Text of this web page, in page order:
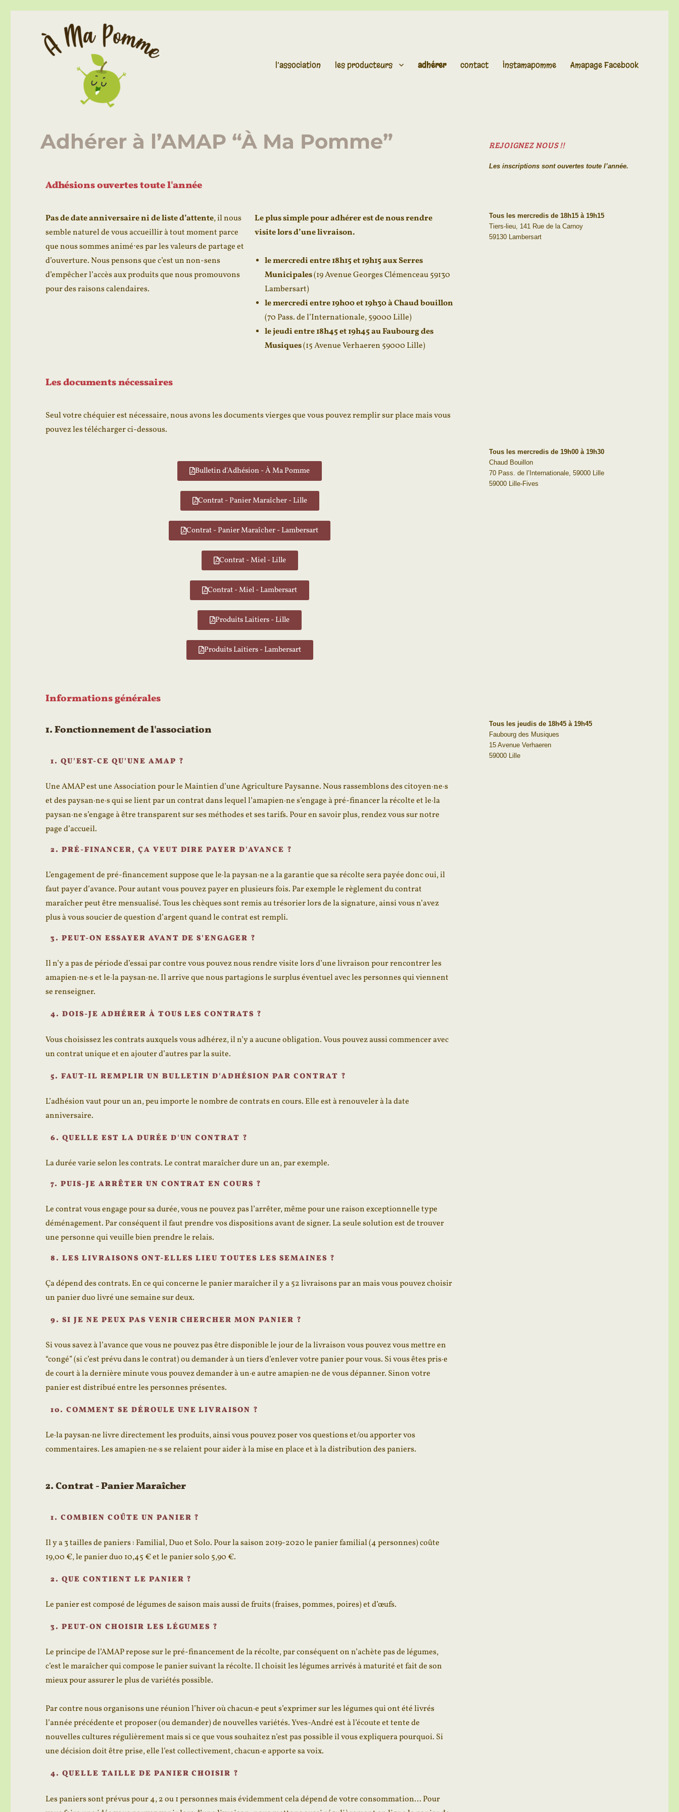
l’association les producteurs adhérer contact Instamapomme Amapage Facebook
Adhérer à l’AMAP “À Ma Pomme”
Adhésions ouvertes toute l'année
Pas de date anniversaire ni de liste d’attente,il nous
semble naturel de vous accueillir à tout moment parce
que nous sommes animé⋅es par les valeurs de partage et
d’ouverture. Nous pensons que c’est un non-sens
d’empêcher l’accès aux produits que nous promouvons
pour des raisons calendaires.
Le plus simple pour adhérer est de nous rendre
visite lors d’une livraison.
le mercredi entre 18h15 et 19h15 aux Serres
Municipales(19 Avenue Georges Clémenceau 59130
Lambersart)
le mercredi entre 19h00 et 19h30 à Chaud bouillon
(70 Pass. de l’Internationale, 59000 Lille)
le jeudi entre 18h45 et 19h45au Faubourg des
Musiques(15 Avenue Verhaeren 59000 Lille)
Les documents nécessaires
Seul votre chéquier est nécessaire, nous avons les documents vierges que vous pouvez remplir sur place mais vous
pouvez les télécharger ci-dessous.
Bulletin d'Adhésion - À Ma Pomme
Contrat - Panier Maraîcher - Lille
Contrat - Panier Maraîcher - Lambersart
Contrat - Miel - Lille
Contrat - Miel - Lambersart
Produits Laitiers - Lille
Produits Laitiers - Lambersart
Informations générales
1. Fonctionnement de l'association
1. QU'EST-CE QU'UNE AMAP ?
Une AMAP est une Association pour le Maintien d’une Agriculture Paysanne. Nous rassemblons des citoyen·ne·s
et des paysan·ne·s qui se lient par un contrat dans lequel l’amapien·ne s’engage à pré-financer la récolte et le·la
paysan·ne s’engage à être transparent sur ses méthodes et ses tarifs. Pour en savoir plus, rendez vous surnotre
page d’accueil.
2. PRÉ-FINANCER, ÇA VEUT DIRE PAYER D'AVANCE ?
L’engagement de pré-financement suppose que le·la paysan·ne a la garantie que sa récolte sera payée donc oui, il
faut payer d’avance. Pour autant vous pouvez payer en plusieurs fois. Par exemple le règlement du contrat
maraîcher peut être mensualisé. Tous les chèques sont remis au trésorier lors de la signature, ainsi vous n’avez
plus à vous soucier de question d’argent quand le contrat est rempli.
3. PEUT-ON ESSAYER AVANT DE S'ENGAGER ?
Il n’y a pas de période d’essai par contre vous pouvez nous rendre visite lors d’une livraison pour rencontrer les
amapien·ne·s et le·la paysan·ne. Il arrive que nous partagions le surplus éventuel avec les personnes qui viennent
se renseigner.
4. DOIS-JE ADHÉRER À TOUS LES CONTRATS ?
Vous choisissez les contrats auxquels vous adhérez, il n’y a aucune obligation. Vous pouvez aussi commencer avec
un contrat unique et en ajouter d’autres par la suite.
5. FAUT-IL REMPLIR UN BULLETIN D'ADHÉSION PAR CONTRAT ?
L’adhésion vaut pour un an, peu importe le nombre de contrats en cours. Elle est à renouveler à la date
anniversaire.
6. QUELLE EST LA DURÉE D'UN CONTRAT ?
La durée varie selon les contrats. Le contrat maraîcher dure un an, par exemple.
7. PUIS-JE ARRÊTER UN CONTRAT EN COURS ?
Le contrat vous engage pour sa durée, vous ne pouvez pas l’arrêter, même pour une raison exceptionnelle type
déménagement. Par conséquent il faut prendre vos dispositions avant de signer. La seule solution est de trouver
une personne qui veuille bien prendre le relais.
8. LES LIVRAISONS ONT-ELLES LIEU TOUTES LES SEMAINES ?
Ça dépend des contrats. En ce qui concerne le panier maraîcher il y a 52 livraisons par an mais vous pouvez choisir
un panier duo livré une semaine sur deux.
9. SI JE NE PEUX PAS VENIR CHERCHER MON PANIER ?
Si vous savez à l’avance que vous ne pouvez pas être disponible le jour de la livraison vous pouvez vous mettre en
“congé” (si c’est prévu dans le contrat) ou demander à un tiers d’enlever votre panier pour vous. Si vous êtes pris·e
de court à la dernière minute vous pouvez demander à un·e autre amapien·ne de vous dépanner. Sinon votre
panier est distribué entre les personnes présentes.
10. COMMENT SE DÉROULE UNE LIVRAISON ?
Le·la paysan·ne livre directement les produits, ainsi vous pouvez poser vos questions et/ou apporter vos
commentaires. Les amapien·ne·s se relaient pour aider à la mise en place et à la distribution des paniers.
2. Contrat - Panier Maraîcher
1. COMBIEN COÛTE UN PANIER ?
Il y a 3 tailles de paniers : Familial, Duo et Solo. Pour la saison 2019-2020 le panier familial (4 personnes) coûte
19,00 €, le panier duo 10,45 € et le panier solo 5,90 €.
2. QUE CONTIENT LE PANIER ?
Le panier est composé de légumes de saison mais aussi de fruits (fraises, pommes, poires) et d’œufs.
3. PEUT-ON CHOISIR LES LÉGUMES ?
Le principe de l’AMAP repose sur le pré-financement de la récolte, par conséquent on n’achète pas de légumes,
c’est le maraîcher qui compose le panier suivant la récolte. Il choisit les légumes arrivés à maturité et fait de son
mieux pour assurer le plus de variétés possible.
Par contre nous organisons une réunion l’hiver où chacun·e peut s’exprimer sur les légumes qui ont été livrés
l’année précédente et proposer (ou demander) de nouvelles variétés. Yves-André est à l’écoute et tente de
nouvelles cultures régulièrement mais si ce que vous souhaitez n’est pas possible il vous expliquera pourquoi. Si
une décision doit être prise, elle l’est collectivement, chacun·e apporte sa voix.
4. QUELLE TAILLE DE PANIER CHOISIR ?
Les paniers sont prévus pour 4, 2 ou 1 personnes mais évidemment cela dépend de votre consommation… Pour
REJOIGNEZ NOUS !!
Les inscriptions sont ouvertes toute l’année.
Tous les mercredis de 18h15 à 19h15
Tiers-lieu, 141 Rue de la Carnoy
59130 Lambersart
Tous les mercredis de 19h00 à 19h30
Chaud Bouillon
70 Pass. de l’Internationale, 59000 Lille
59000 Lille-Fives
Tous les jeudis de 18h45 à 19h45
Faubourg des Musiques
15 Avenue Verhaeren
59000 Lille